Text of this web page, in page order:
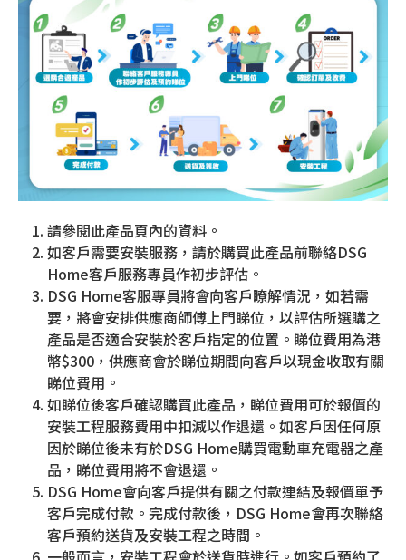
請參閱此產品頁內的資料。
如客戶需要安裝服務，請於購買此產品前聯絡DSG
Home客戶服務專員作初步評估。
DSG Home客服專員將會向客戶瞭解情況，如若需
要，將會安排供應商師傅上門睇位，以評估所選購之
產品是否適合安裝於客戶指定的位置。睇位費用為港
幣$300，供應商會於睇位期間向客戶以現金收取有關
睇位費用。
如睇位後客戶確認購買此產品，睇位費用可於報價的
安裝工程服務費用中扣減以作退還。如客戶因任何原
因於睇位後未有於DSG Home購買電動車充電器之產
品，睇位費用將不會退還。
DSG Home會向客戶提供有關之付款連結及報價單予
客戶完成付款。完成付款後，DSG Home會再次聯絡
客戶預約送貨及安裝工程之時間。